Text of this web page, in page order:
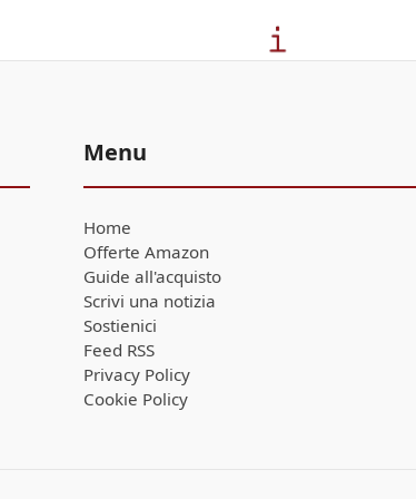
Menu
Home
Offerte Amazon
Guide all'acquisto
Scrivi una notizia
Sostienici
Feed RSS
Privacy Policy
Cookie Policy